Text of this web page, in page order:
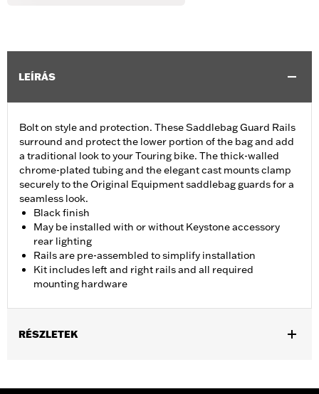
LEÍRÁS
Bolt on style and protection. These Saddlebag Guard Rails
surround and protect the lower portion of the bag and add
a traditional look to your Touring bike. The thick-walled
chrome-plated tubing and the elegant cast mounts clamp
securely to the Original Equipment saddlebag guards for a
seamless look.
Black finish
May be installed with or without Keystone accessory
rear lighting
Rails are pre-assembled to simplify installation
Kit includes left and right rails and all required
mounting hardware
RÉSZLETEK